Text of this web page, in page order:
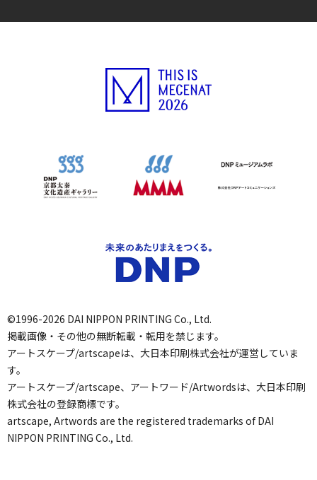
©1996-2026 DAI NIPPON PRINTING Co., Ltd.
掲載画像・その他の無断転載・転用を禁じます。
アートスケープ/artscapeは、大日本印刷株式会社が運営していま
す。
アートスケープ/artscape、アートワード/Artwordsは、大日本印刷
株式会社の登録商標です。
artscape, Artwords are the registered trademarks of DAI
NIPPON PRINTING Co., Ltd.